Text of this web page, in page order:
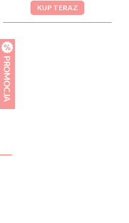
KUP TERAZ